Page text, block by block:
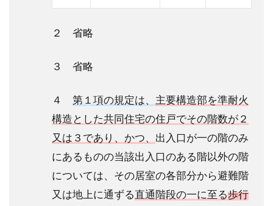
２ 省略
３ 省略
４ 第１項の規定は、 主要構造部を準耐火
構造とした共同住宅の住戸でその階数が２
又は３であり、かつ、 出入口が一の階のみ
にあるものの当該出入口のある階以外の階
については、その居室の各部分から避難階
又は地上に通ずる直通階段の一に至る歩行